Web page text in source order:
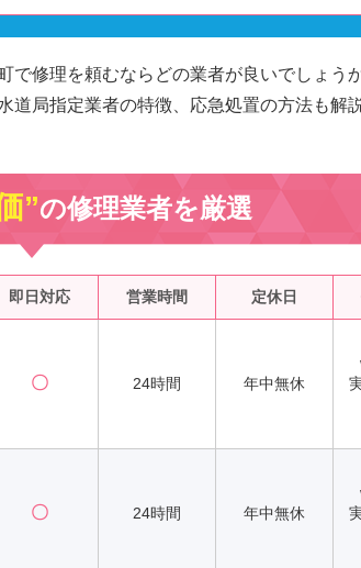
で修理を頼むならどの業者が良いでしょう
道局指定業者の特徴、応急処置の方法も解
”の修理業者を厳選
即日対応 営業時間 定休日
〇 24時間 年中無休
〇 24時間 年中無休